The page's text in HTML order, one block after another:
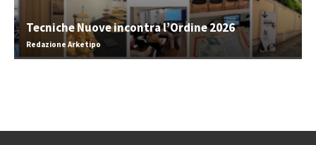
Tecniche Nuove incontra l’Ordine 2026
Redazione Arketipo